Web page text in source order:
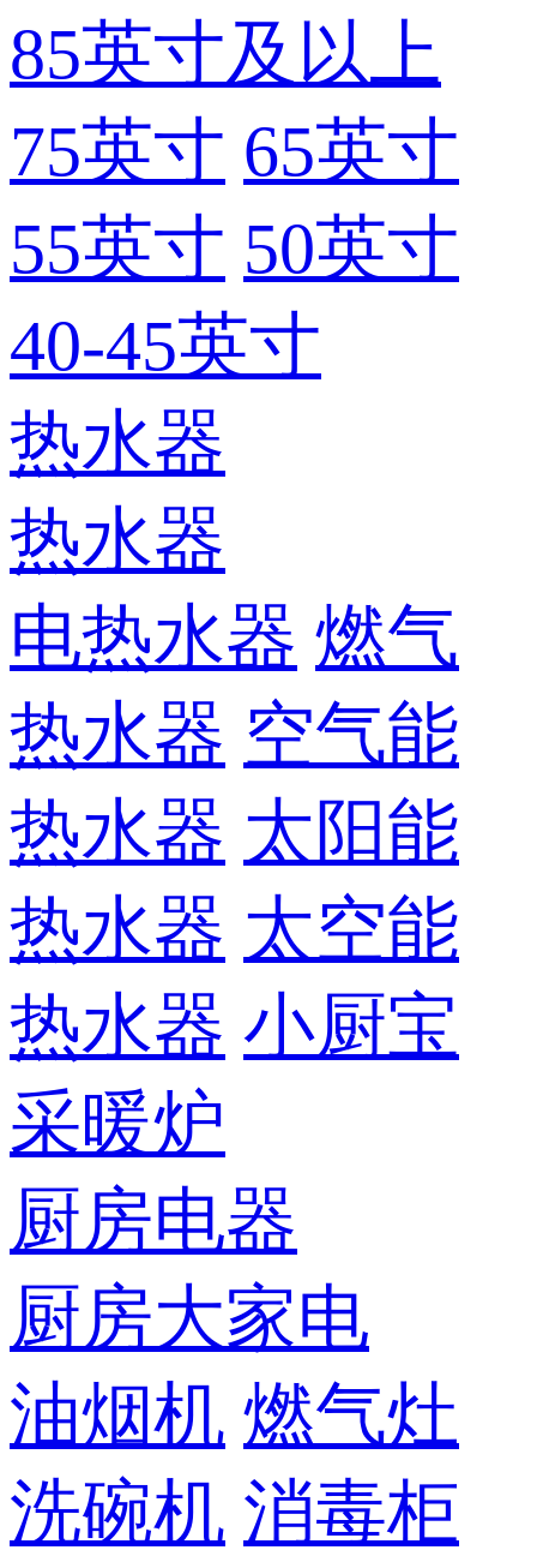
85英寸及以上
75英寸 65英寸
55英寸 50英寸
40-45英寸
热水器
热水器
电热水器 燃气
热水器 空气能
热水器 太阳能
热水器 太空能
热水器 小厨宝
采暖炉
厨房电器
厨房大家电
油烟机 燃气灶
洗碗机 消毒柜